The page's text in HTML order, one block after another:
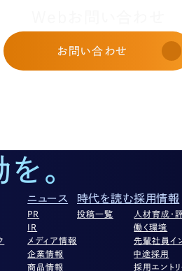
お問い合わせ
。
ニュース
PR
IR
メディア情報
企業情報
商品情報
時代を読む
投稿一覧
採用情報
人材育成・
働く環境
先輩社員イ
中途採用
採用エントリ